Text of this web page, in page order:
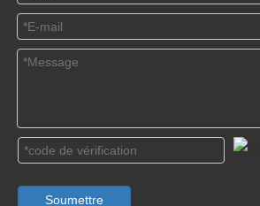
Soumettre